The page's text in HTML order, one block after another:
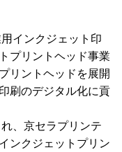
インクジェット印
プリントヘッド事業
リントヘッドを展開
刷のデジタル化に貢
、京セラプリンテ
ンクジェットプリン